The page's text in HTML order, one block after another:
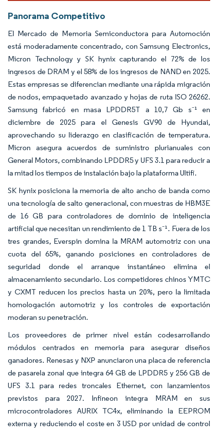
Panorama Competitivo
El Mercado de Memoria Semiconductora para Automoción
está moderadamente concentrado, con Samsung Electronics,
Micron Technology y SK hynix capturando el 72% de los
ingresos de DRAM y el 58% de los ingresos de NAND en 2025.
Estas empresas se diferencian mediante una rápida migración
de nodos, empaquetado avanzado y hojas de ruta ISO 26262.
Samsung fabricó en masa LPDDR5T a 10,7 Gb s⁻¹ en
diciembre de 2025 para el Genesis GV90 de Hyundai,
aprovechando su liderazgo en clasificación de temperatura.
Micron asegura acuerdos de suministro plurianuales con
General Motors, combinando LPDDR5 y UFS 3.1 para reducir a
la mitad los tiempos de instalación bajo la plataforma Ultifi.
SK hynix posiciona la memoria de alto ancho de banda como
una tecnología de salto generacional, con muestras de HBM3E
de 16 GB para controladores de dominio de inteligencia
artificial que necesitan un rendimiento de 1 TB s⁻¹. Fuera de los
tres grandes, Everspin domina la MRAM automotriz con una
cuota del 65%, ganando posiciones en controladores de
seguridad donde el arranque instantáneo elimina el
almacenamiento secundario. Los competidores chinos YMTC
y CXMT reducen los precios hasta un 20%, pero la limitada
homologación automotriz y los controles de exportación
moderan su penetración.
Los proveedores de primer nivel están codesarrollando
módulos centrados en memoria para asegurar diseños
ganadores. Renesas y NXP anunciaron una placa de referencia
de pasarela zonal que integra 64 GB de LPDDR5 y 256 GB de
UFS 3.1 para redes troncales Ethernet, con lanzamientos
previstos para 2027. Infineon integra MRAM en sus
microcontroladores AURIX TC4x, eliminando la EEPROM
externa y reduciendo el coste en 3 USD por unidad de control